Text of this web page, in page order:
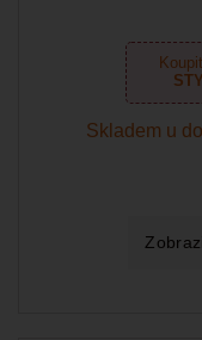
Skladem u